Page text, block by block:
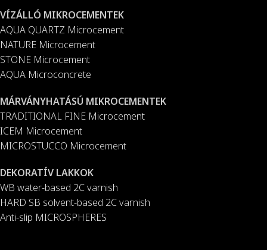
gyorsan nagyon természetes
rozsdahatásokat érhet el,
mindössze néhány felhordással
teljesen megváltoztatva a
hagyományos Mikrocement Fino
Csomagolás: 125 gr.
VÍZÁLLÓ MIKROCEMENTEK
AQUA QUARTZ Microcement
NATURE Microcement
STONE Microcement
AQUA Microconcrete
MÁRVÁNYHATÁSÚ MIKROCEMENTEK
TRADITIONAL FINE Microcement
ICEM Microcement
MICROSTUCCO Microcement
DEKORATÍV LAKKOK
WB water-based 2C varnish
HARD SB solvent-based 2C varnish
Anti-slip MICROSPHERES